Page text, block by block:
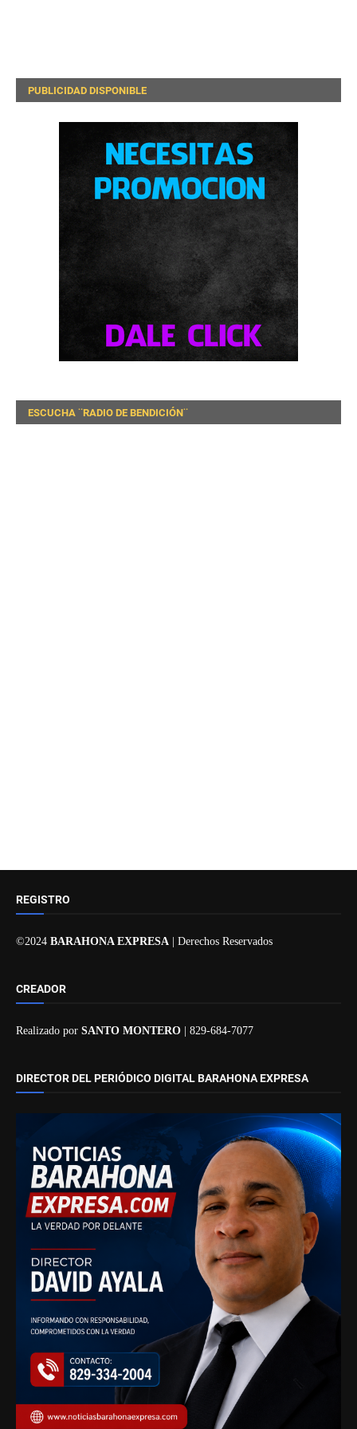
PUBLICIDAD DISPONIBLE
ESCUCHA ¨RADIO DE BENDICIÓN¨
REGISTRO
©2024 BARAHONA EXPRESA | Derechos Reservados
CREADOR
Realizado por SANTO MONTERO | 829-684-7077
DIRECTOR DEL PERIÓDICO DIGITAL BARAHONA EXPRESA